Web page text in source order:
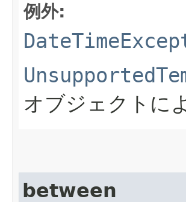
例外:
オブジェクトに
between